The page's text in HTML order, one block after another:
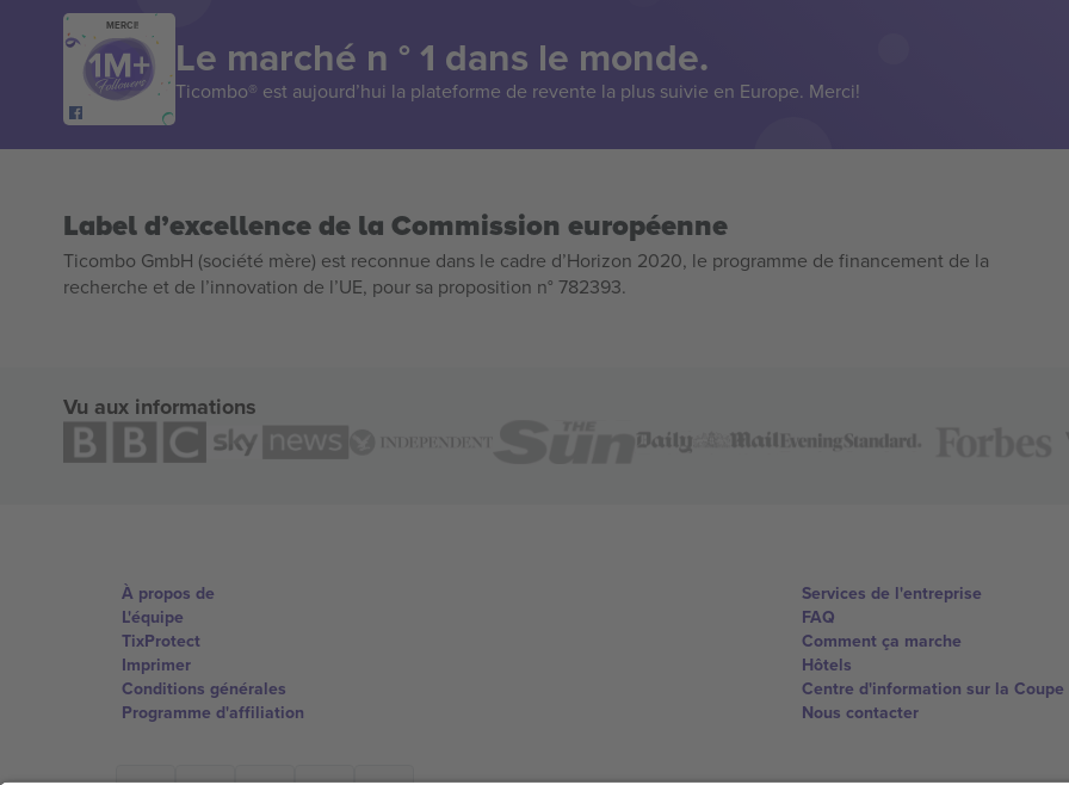
MERCI!
Le marché n ° 1 dans le monde.
Ticombo® est aujourd’hui la plateforme de revente la plus suivie en Europe. Merci!
Label d’excellence de la Commission européenne
Ticombo GmbH (société mère) est reconnue dans le cadre d’Horizon 2020, le programme de financement de la
recherche et de l’innovation de l’UE, pour sa proposition n° 782393.
Vu aux informations
À propos de
L'équipe
TixProtect
Imprimer
Conditions générales
Programme d'affiliation
Services de l'entreprise
FAQ
Comment ça marche
Hôtels
Centre d'information sur la Coupe
Nous contacter